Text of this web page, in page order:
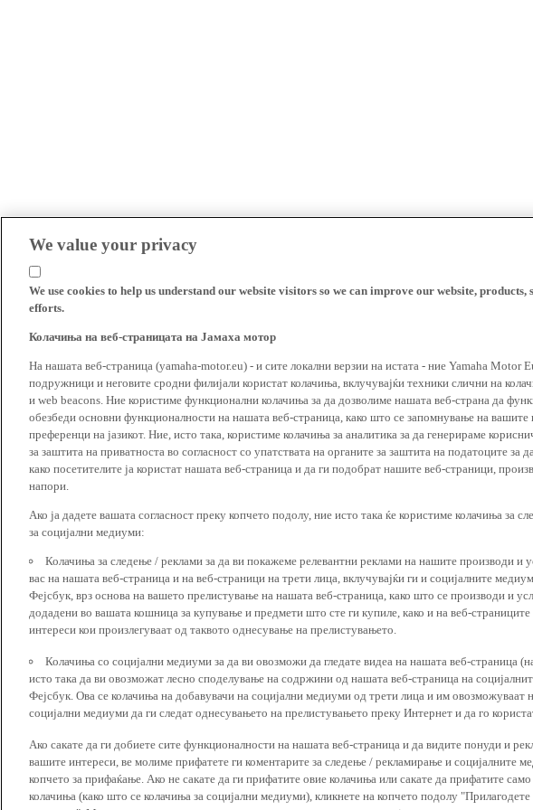
We value your privacy
We use cookies to help us understand our website visitors so we can improve our website,
efforts.
Колачиња на веб-страницата на Јамаха мотор
На нашата веб-страница (yamaha-motor.eu) - и сите локални верзии на истата - ние Yamaha Motor
подружници и неговите сродни филијали користат колачиња, вклучувајќи техники слични на
и web beacons. Ние користиме функционални колачиња за да дозволиме нашата веб-страна да
обезбеди основни функционалности на нашата веб-страница, како што се запомнување на вашите
преференци на јазикот. Ние, исто така, користиме колачиња за аналитика за да генерираме
за заштита на приватноста во согласност со упатствата на органите за заштита на податоците за
како посетителите ја користат нашата веб-страница и да ги подобрат нашите веб-страници,
напори.
Ако ја дадете вашата согласност преку копчето подолу, ние исто така ќе користиме колачиња за
за социјални медиуми:
Колачиња за следење / реклами за да ви покажеме релевантни реклами на нашите производи и
вас на нашата веб-страница и на веб-страници на трети лица, вклучувајќи ги и социјалните
Фејсбук, врз основа на вашето прелистување на нашата веб-страница, како што се производи и
додадени во вашата кошница за купување и предмети што сте ги купиле, како и на веб-
интереси кои произлегуваат од таквото однесување на прелистувањето.
Колачиња со социјални медиуми за да ви овозможи да гледате видеа на нашата веб-страница
исто така да ви овозможат лесно споделување на содржини од нашата веб-страница на
Фејсбук. Ова се колачиња на добавувачи на социјални медиуми од трети лица и им овозможуваат
социјални медиуми да ги следат однесувањето на прелистувањето преку Интернет и да го
Ако сакате да ги добиете сите функционалности на нашата веб-страница и да видите понуди и
вашите интереси, ве молиме прифатете ги коментарите за следење / рекламирање и социјалните
копчето за прифаќање. Ако не сакате да ги прифатите овие колачиња или сакате да прифатите
колачиња (како што се колачиња за социјални медиуми), кликнете на копчето подолу "Прилагодете